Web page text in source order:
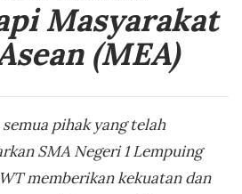
Masyarakat
(MEA)
pihak yang telah
SMA Negeri 1 Lempuing
memberikan kekuatan dan